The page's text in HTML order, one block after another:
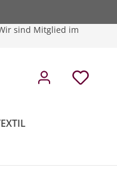
sind Mitglied im